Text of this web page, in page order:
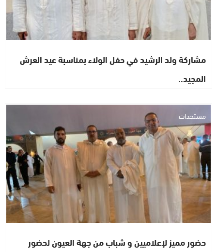
مشاركة ولد الرشيد في حفل الولاء بمناسبة عيد العرش
المجيد..
مستجدات
حضور مميز لإعلاميين و شباب من جهة العيون لحضور